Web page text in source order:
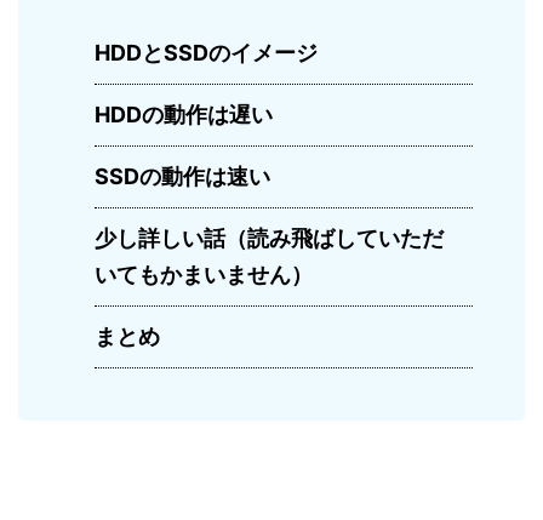
HDDとSSDのイメージ
HDDの動作は遅い
SSDの動作は速い
少し詳しい話（読み飛ばしていただ
いてもかまいません）
まとめ